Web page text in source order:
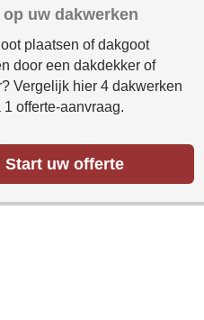
op uw dakwerken
plaatsen of dakgoot
door een dakdekker of
Vergelijk hier 4 dakwerken
offerte-aanvraag.
Start uw offerte